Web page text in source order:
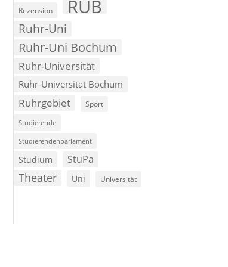
Rezension RUB
Ruhr-Uni
Ruhr-Uni Bochum
Ruhr-Universität
Ruhr-Universität Bochum
Ruhrgebiet Sport
Studierende
Studierendenparlament
Studium StuPa
Theater Uni Universität